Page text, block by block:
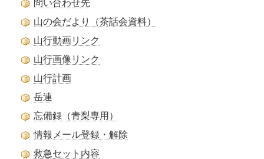
問い合わせ先
山の会だより（茶話会資料）
山行動画リンク
山行画像リンク
山行計画
岳連
忘備録（青梨専用）
情報メール登録・解除
救急セット内容